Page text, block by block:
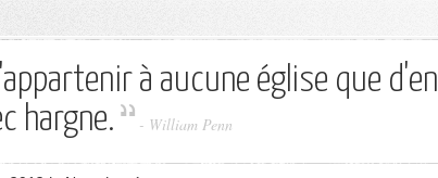
à aucune église que d'en
hargne.
- William Penn